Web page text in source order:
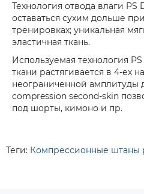
Технология отвода влаги PS
оставаться сухим дольше
тренировках; уникальная
эластичная ткань.
Используемая технология
ткани растягивается в 4-ех
неограниченной амплитуды
compression second-skin
под шорты, кимоно и пр.
Теги: Компрессионные штаны